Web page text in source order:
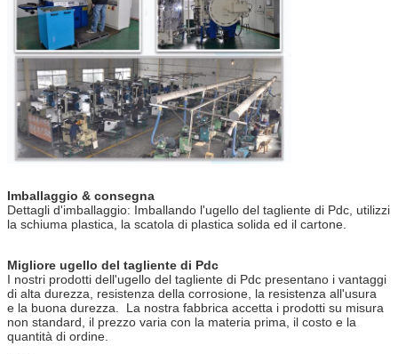
Imballaggio & consegna
Dettagli d'imballaggio: Imballando l'ugello del tagliente di Pdc, utilizzi
la schiuma plastica, la scatola di plastica solida ed il cartone.
Migliore ugello del tagliente di Pdc
I nostri prodotti dell'ugello del tagliente di Pdc presentano i vantaggi
di alta durezza, resistenza della corrosione, la resistenza all'usura
e la buona durezza. La nostra fabbrica accetta i prodotti su misura
non standard, il prezzo varia con la materia prima, il costo e la
quantità di ordine.